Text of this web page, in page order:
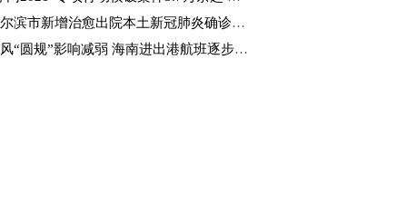
滨市新增治愈出院本土新冠肺炎确诊病例4例
“圆规”影响减弱 海南进出港航班逐步恢复